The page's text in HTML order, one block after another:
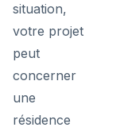
situation,
votre projet
peut
concerner
une
résidence